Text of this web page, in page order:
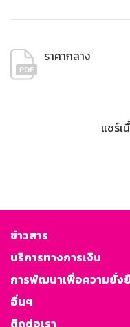
ราคากลาง
แชร์เ
ข่าวสาร
บริการทางการเงิน
การพัฒนาเพื่อความยั่ง
อื่นๆ